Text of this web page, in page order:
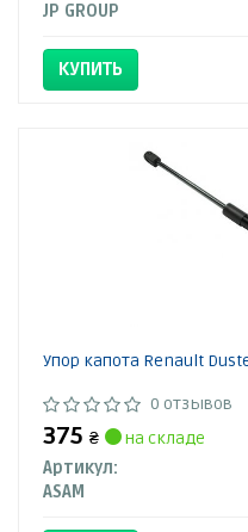
JP GROUP
КУПИТЬ
Упор капота Renault
0 отзывов
375 ₴
на складе
Артикул:
ASAM